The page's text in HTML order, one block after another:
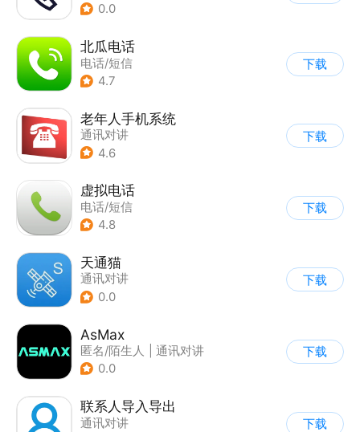
0.0
北瓜电话
电话/短信
4.7
下载
老年人手机系统
通讯对讲
4.6
下载
虚拟电话
电话/短信
4.8
下载
天通猫
通讯对讲
0.0
下载
AsMax
匿名/陌生人
通讯对讲
0.0
下载
联系人导入导出
通讯对讲
下载